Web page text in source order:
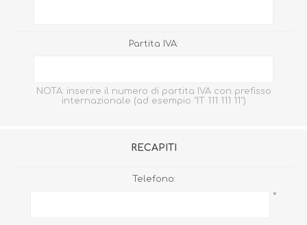
Partita IVA:
NOTA: inserire il numero di partita IVA con prefisso
internazionale (ad esempio "IT 111 111 11")
RECAPITI
Telefono:
*